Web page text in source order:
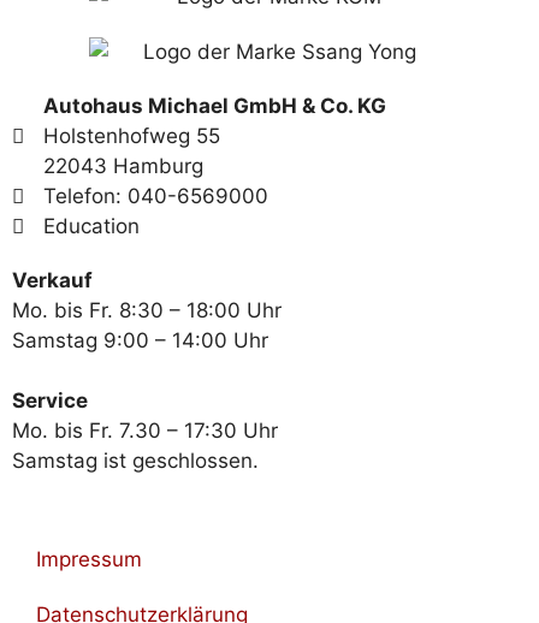
Autohaus Michael GmbH & Co. KG
Holstenhofweg 55
22043 Hamburg
Telefon: 040-6569000
Education
Verkauf
Mo. bis Fr. 8:30 – 18:00 Uhr
Samstag 9:00 – 14:00 Uhr
Service
Mo. bis Fr. 7.30 – 17:30 Uhr
Samstag ist geschlossen.
Impressum
Datenschutzerklärung